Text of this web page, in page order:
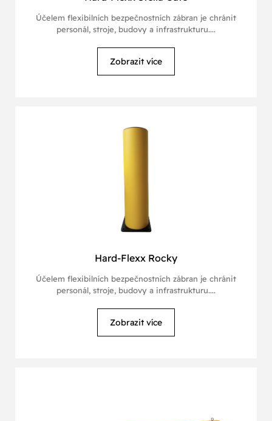
Účelem flexibilních bezpečnostních zábran je chránit
personál, stroje, budovy a infrastrukturu....
Zobrazit více
Hard-Flexx Rocky
Účelem flexibilních bezpečnostních zábran je chránit
personál, stroje, budovy a infrastrukturu....
Zobrazit více